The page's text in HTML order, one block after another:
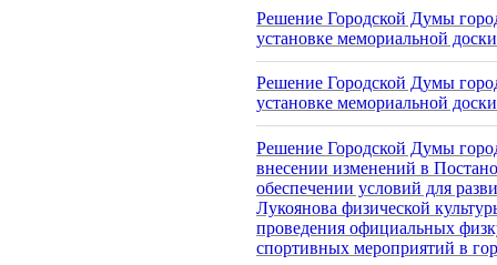
Решение Городской Думы
установке мемориальной
Решение Городской Думы
установке мемориальной
Решение Городской Думы
внесении изменений в
обеспечении условий для
Лукоянова физической
проведения официальных
спортивных мероприятий в